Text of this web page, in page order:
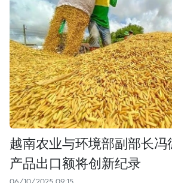
越南农业与环境部副部长冯
产品出口额将创新纪录